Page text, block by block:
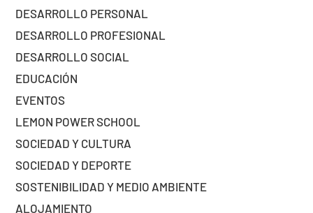
DESARROLLO PERSONAL
DESARROLLO PROFESIONAL
DESARROLLO SOCIAL
EDUCACIÓN
EVENTOS
LEMON POWER SCHOOL
SOCIEDAD Y CULTURA
SOCIEDAD Y DEPORTE
SOSTENIBILIDAD Y MEDIO AMBIENTE
ALOJAMIENTO